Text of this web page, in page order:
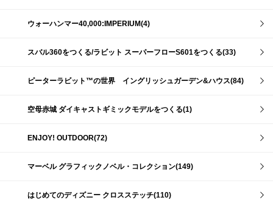
ウォーハンマー40,000:IMPERIUM(4)
スバル360をつくる/ラビット スーパーフローS601をつくる(33)
ピーターラビット™の世界 イングリッシュガーデン&ハウス(84)
空母赤城 ダイキャストギミックモデルをつくる(1)
ENJOY! OUTDOOR(72)
マーベル グラフィックノベル・コレクション(149)
はじめてのディズニー クロスステッチ(110)